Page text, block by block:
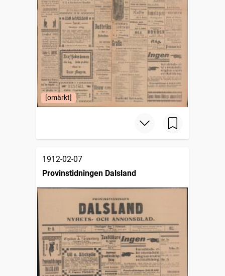
[omärkt]
1912-02-07
Provinstidningen Dalsland